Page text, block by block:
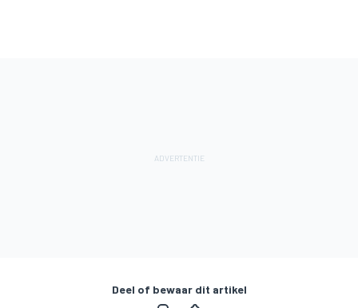
Deel of bewaar dit artikel